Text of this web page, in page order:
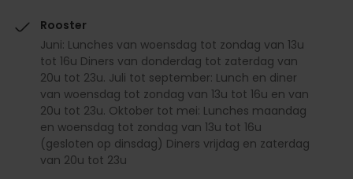
Rooster
Juni: Lunches van woensdag tot zondag van 13u
tot 16u Diners van donderdag tot zaterdag van
20u tot 23u. Juli tot september: Lunch en diner
van woensdag tot zondag van 13u tot 16u en van
20u tot 23u. Oktober tot mei: Lunches maandag
en woensdag tot zondag van 13u tot 16u
(gesloten op dinsdag) Diners vrijdag en zaterdag
van 20u tot 23u